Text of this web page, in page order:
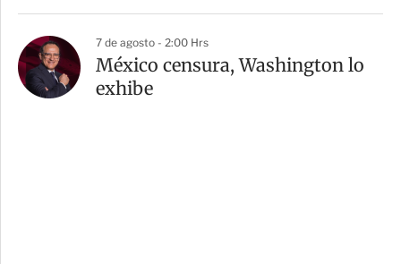
7 de agosto - 2:00 Hrs
México censura, Washington lo
exhibe